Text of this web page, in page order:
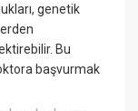
genetik
Bu
başvurmak